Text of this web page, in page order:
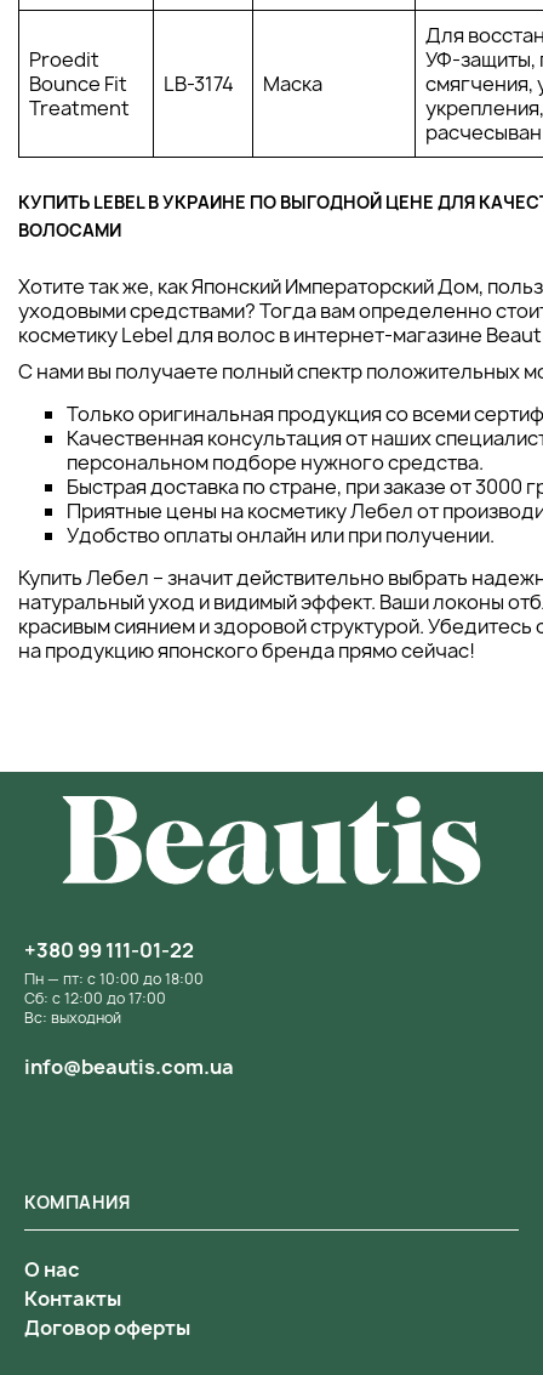
Proedit
Bounce Fit
Treatment
LB-3174 Маска
Для
УФ-защиты,
смягчения,
КУПИТЬ LEBEL В УКРАИНЕ ПО ВЫГОДНОЙ ЦЕНЕ ДЛЯ
ВОЛОСАМИ
Хотите так же, как Японский Императорский Дом,
уходовыми средствами? Тогда вам определенно стоит
косметику Lebel для волос в интернет-магазине
С нами вы получаете полный спектр положительных
Только оригинальная продукция со всеми
Качественная консультация от наших
персональном подборе нужного средства.
Быстрая доставка по стране, при заказе от 3000
Приятные цены на косметику Лебел от
Удобство оплаты онлайн или при получении.
Купить Лебел – значит действительно выбрать
натуральный уход и видимый эффект. Ваши локоны
красивым сиянием и здоровой структурой. Убедитесь
на продукцию японского бренда прямо сейчас!
КОМПАНИЯ
О нас
Контакты
Договор оферты
+380 99 111-01-22
Пн — пт: с 10:00 до 18:00
Сб: с 12:00 до 17:00
Вс: выходной
info@beautis.com.ua